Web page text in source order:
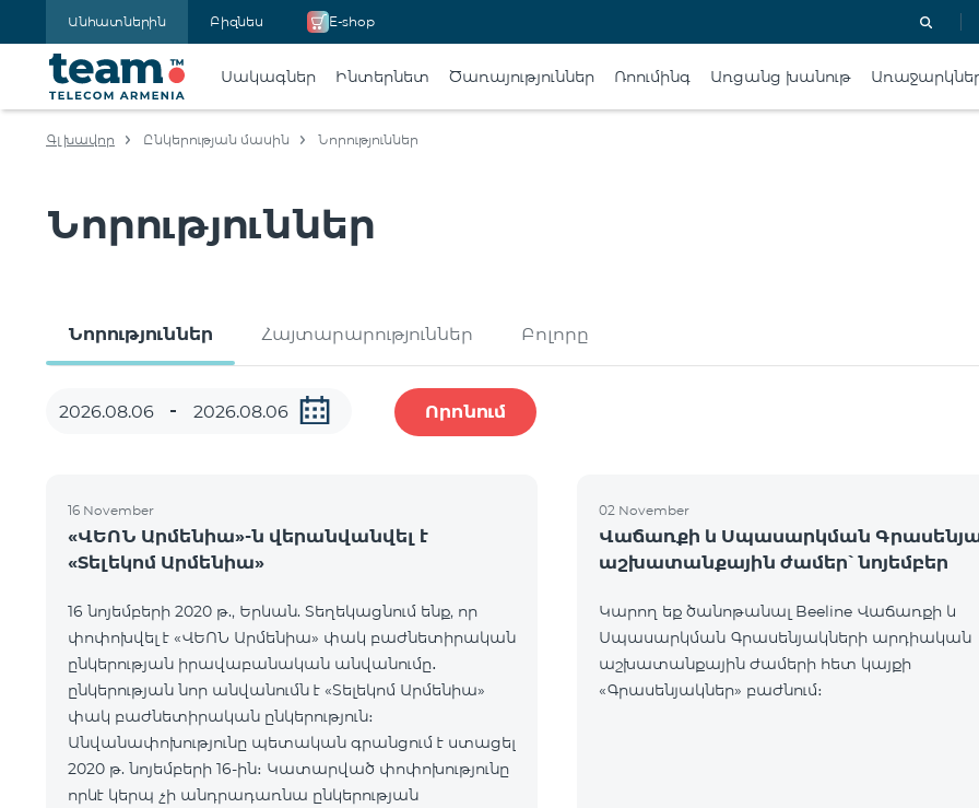
Անհատներին Բիզնես E-shop
Սակագներ Ինտերնետ Ծառայություններ Ռոումինգ Առցանց խանութ
Գլխավոր Ընկերության մասին Նորություններ
Նորություններ
Նորություններ Հայտարարություններ Բոլորը
Որոնում
16 November
«ՎԵՈՆ Արմենիա»-ն վերանվանվել է
«Տելեկոմ Արմենիա»
16 նոյեմբերի 2020 թ., Երևան. Տեղեկացնում ենք, որ
փոփոխվել է «ՎԵՈՆ Արմենիա» փակ բաժնետիրական
ընկերության իրավաբանական անվանումը․
ընկերության նոր անվանումն է «Տելեկոմ Արմենիա»
փակ բաժնետիրական ընկերություն։
Անվանափոխությունը պետական գրանցում է ստացել
2020 թ. նոյեմբերի 16-ին։ Կատարված փոփոխությունը
որևէ կերպ չի անդրադառնա ընկերության
02 November
Վաճառքի և Սպասարկման
աշխատանքային ժամեր՝ նոյեմբեր
Կարող եք ծանոթանալ Beeline Վաճառքի և
Սպասարկման Գրասենյակների արդիական
աշխատանքային ժամերի հետ կայքի
«Գրասենյակներ» բաժնում։